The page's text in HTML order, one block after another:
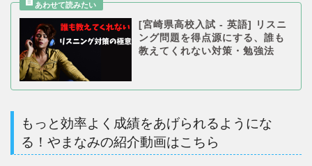
[宮崎県高校入試 - 英語] リスニ
ング問題を得点源にする、誰も
教えてくれない対策・勉強法
もっと効率よく成績をあげられるようにな
る！やまなみの紹介動画はこちら